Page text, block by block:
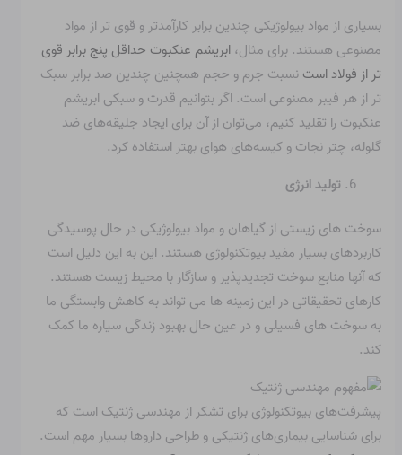
بسیاری از مواد بیولوژیکی چندین برابر کارآمدتر و قوی تر از مواد
مصنوعی هستند. برای مثال،ابریشم عنکبوت حداقل پنج برابر قوی
تر از فولاد است نسبت جرم و حجم همچنین چندین صد برابر سبک
تر از هر فیبر مصنوعی است. اگر بتوانیم قدرت و سبکی ابریشم
عنکبوت را تقلید کنیم، می‌توان از آن برای ایجاد جلیقه‌های ضد
گلوله، چتر نجات و کیسه‌های هوای بهتر استفاده کرد.
تولید انرژی
سوخت های زیستی از گیاهان و مواد بیولوژیکی در حال پوسیدگی
کاربردهای بسیار مفید بیوتکنولوژی هستند. این به این دلیل است
که آنها منابع سوخت تجدیدپذیر و سازگار با محیط زیست هستند.
کارهای تحقیقاتی در این زمینه ها می تواند به کاهش وابستگی ما
به سوخت های فسیلی و در عین حال بهبود زندگی سیاره ما کمک
کند.
پیشرفت‌های بیوتکنولوژی برای تشکر از مهندسی ژنتیک است که
برای شناسایی بیماری‌های ژنتیکی و طراحی داروها بسیار مهم است.